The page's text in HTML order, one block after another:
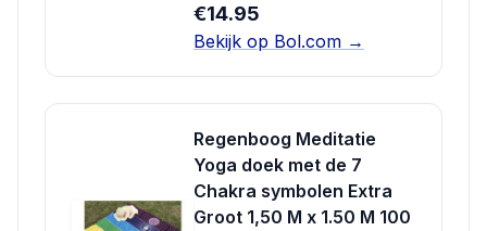
€14.95
Bekijk op Bol.com →
Regenboog Meditatie
Yoga doek met de 7
Chakra symbolen Extra
Groot 1,50 M x 1.50 M 100